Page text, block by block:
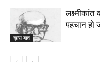
ख़ास बात
पहचान हो